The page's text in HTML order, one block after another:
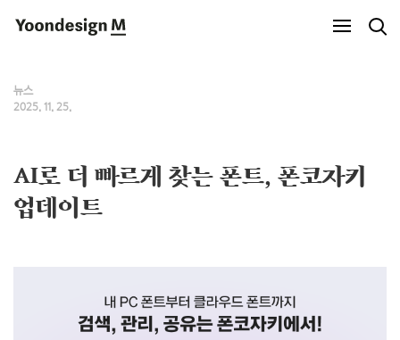
Yoondesign M
뉴스
2025. 11. 25.
AI로 더 빠르게 찾는 폰트, 폰코자키
업데이트